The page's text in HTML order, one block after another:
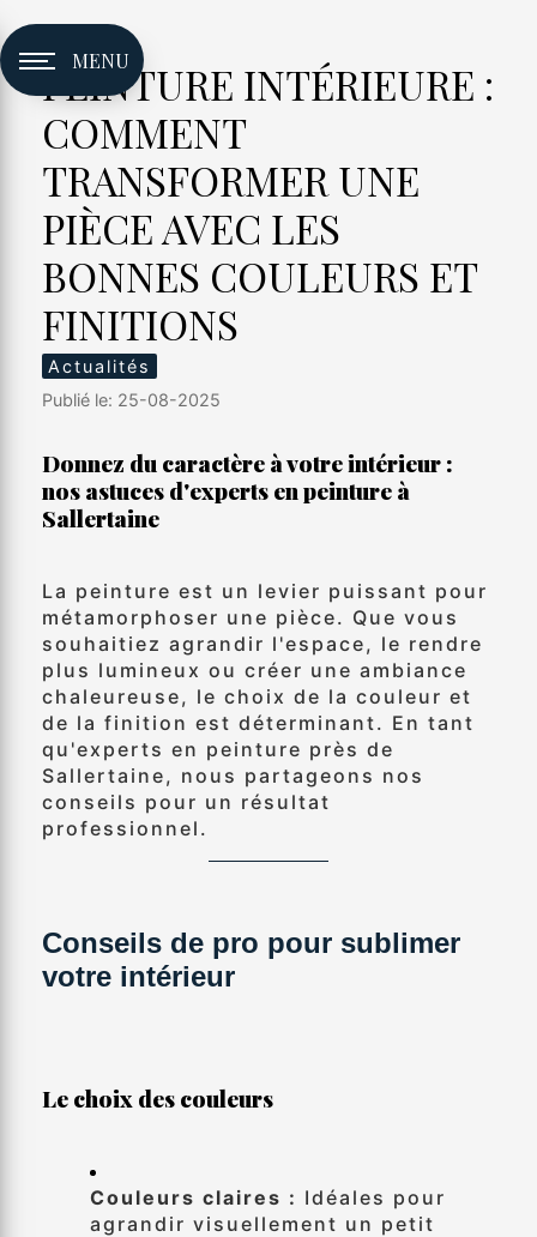
MENU
PEINTURE INTÉRIEURE :
COMMENT
TRANSFORMER UNE
PIÈCE AVEC LES
BONNES COULEURS ET
FINITIONS
Actualités
Publié le: 25-08-2025
Donnez du caractère à votre intérieur :
nos astuces d'experts en peinture à
Sallertaine
La peinture est un levier puissant pour
métamorphoser une pièce. Que vous
souhaitiez agrandir l'espace, le rendre
plus lumineux ou créer une ambiance
chaleureuse, le choix de la couleur et
de la finition est déterminant. En tant
qu'experts en peinture près de
Sallertaine, nous partageons nos
conseils pour un résultat
professionnel.
Conseils de pro pour sublimer
votre intérieur
Le choix des couleurs
Couleurs claires : Idéales pour
agrandir visuellement un petit